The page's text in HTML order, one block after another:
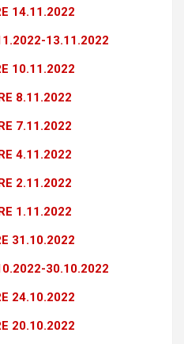
14.11.2022
13.11.2022
10.11.2022
8.11.2022
7.11.2022
4.11.2022
2.11.2022
1.11.2022
31.10.2022
30.10.2022
24.10.2022
20.10.2022